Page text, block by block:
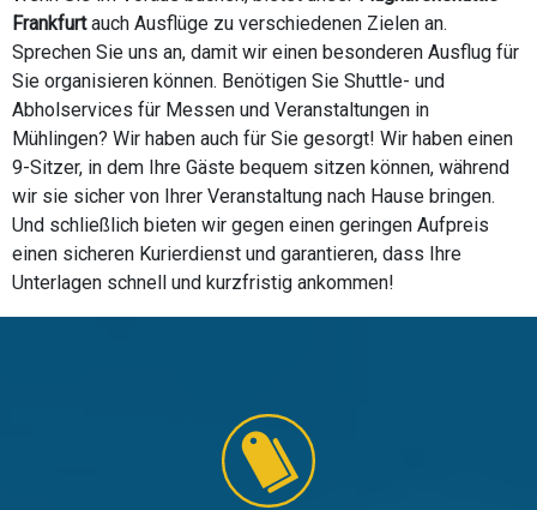
Frankfurtauch Ausflüge zu verschiedenen Zielen an.
Sprechen Sie uns an, damit wir einen besonderen Ausflug für
Sie organisieren können. Benötigen Sie Shuttle- und
Abholservices für Messen und Veranstaltungen in
Mühlingen? Wir haben auch für Sie gesorgt! Wir haben einen
9-Sitzer, in dem Ihre Gäste bequem sitzen können, während
wir sie sicher von Ihrer Veranstaltung nach Hause bringen.
Und schließlich bieten wir gegen einen geringen Aufpreis
einen sicheren Kurierdienst und garantieren, dass Ihre
Unterlagen schnell und kurzfristig ankommen!